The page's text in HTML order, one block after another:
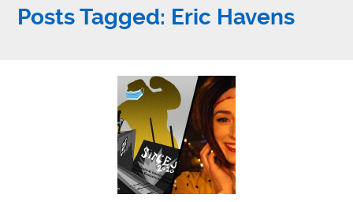
Posts Tagged: Eric Havens